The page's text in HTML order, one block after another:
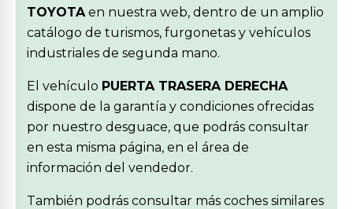
TOYOTAen nuestra web, dentro de un amplio
catálogo de turismos, furgonetas y vehículos
industriales de segunda mano.
El vehículo PUERTA TRASERA DERECHA
dispone de la garantía y condiciones ofrecidas
por nuestro desguace, que podrás consultar
en esta misma página, en el área de
información del vendedor.
También podrás consultar más coches similares